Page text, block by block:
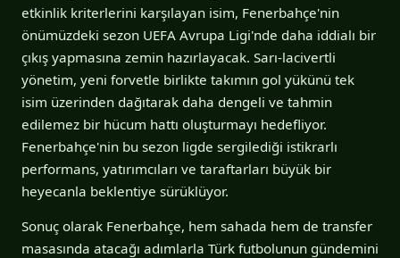
etkinlik kriterlerini karşılayan isim, Fenerbahçe'nin
önümüzdeki sezon UEFA Avrupa Ligi'nde daha iddialı bir
çıkış yapmasına zemin hazırlayacak. Sarı-lacivertli
yönetim, yeni forvetle birlikte takımın gol yükünü tek
isim üzerinden dağıtarak daha dengeli ve tahmin
edilemez bir hücum hattı oluşturmayı hedefliyor.
Fenerbahçe'nin bu sezon ligde sergilediği istikrarlı
performans, yatırımcıları ve taraftarları büyük bir
heyecanla beklentiye sürüklüyor.
Sonuç olarak Fenerbahçe, hem sahada hem de transfer
masasında atacağı adımlarla Türk futbolunun gündemini